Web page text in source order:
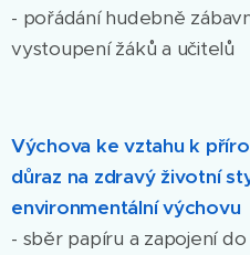
- pořádání hudebně
vystoupení žáků a učitelů
Výchova ke vztahu k
důraz na zdravý životní
environmentální výchovu
- sběr papíru a zapojení